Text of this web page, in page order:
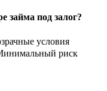
займа под залог?
условия
риск